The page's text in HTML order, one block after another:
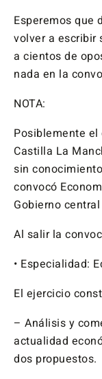
Esperemos que
volver a escribir
a cientos de
nada en la
NOTA:
Posiblemente
Castilla La
sin
convocó
Gobierno
Al salir la
• Especialidad:
El ejercicio
– Análisis y
actualidad
dos propuestos.